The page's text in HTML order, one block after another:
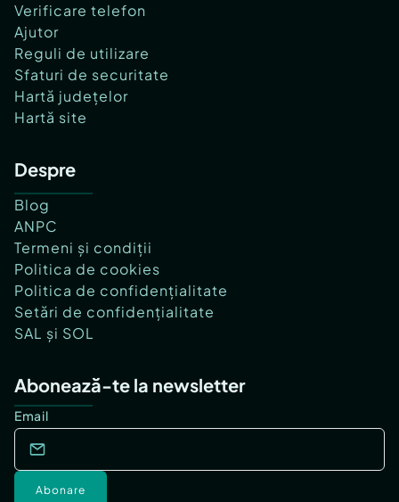
Verificare telefon
Ajutor
Reguli de utilizare
Sfaturi de securitate
Hartă județelor
Hartă site
Despre
Blog
ANPC
Termeni și condiții
Politica de cookies
Politica de confidențialitate
Setări de confidențialitate
SAL și SOL
Abonează-te la newsletter
Email
Abonare